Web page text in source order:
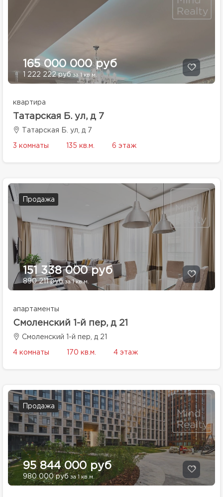
165 000 000 руб
1 222 222 руб за 1 кв.м.
квартира
Татарская Б. ул, д 7
Татарская Б. ул, д 7
3 комнаты 135 кв.м. 6 этаж
Продажа
151 338 000 руб
890 211 рубза 1 кв.м.
апартаменты
Смоленский 1-й пер, д 21
Смоленский 1-й пер, д 21
4 комнаты 170 кв.м. 4 этаж
Продажа
95 844 000 руб
980 000 руб за 1 кв.м.